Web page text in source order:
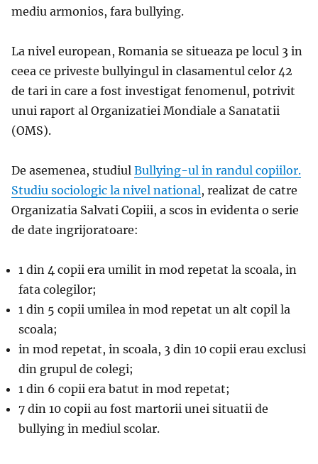
mediu armonios, fara bullying.
La nivel european, Romania se situeaza pe locul 3 in
ceea ce priveste bullyingul in clasamentul celor 42
de tari in care a fost investigat fenomenul, potrivit
unui raport al Organizatiei Mondiale a Sanatatii
(OMS).
De asemenea, studiul Bullying-ul in randul copiilor.
Studiu sociologic la nivel national, realizat de catre
Organizatia Salvati Copiii, a scos in evidenta o serie
de date ingrijoratoare:
1 din 4 copii era umilit in mod repetat la scoala, in
fata colegilor;
1 din 5 copii umilea in mod repetat un alt copil la
scoala;
in mod repetat, in scoala, 3 din 10 copii erau exclusi
din grupul de colegi;
1 din 6 copii era batut in mod repetat;
7 din 10 copii au fost martorii unei situatii de
bullying in mediul scolar.